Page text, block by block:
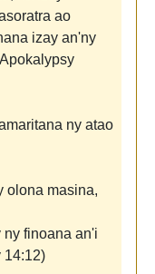
ao
izay an'ny
ny atao
olona masina,
finoana an'i
14:12)